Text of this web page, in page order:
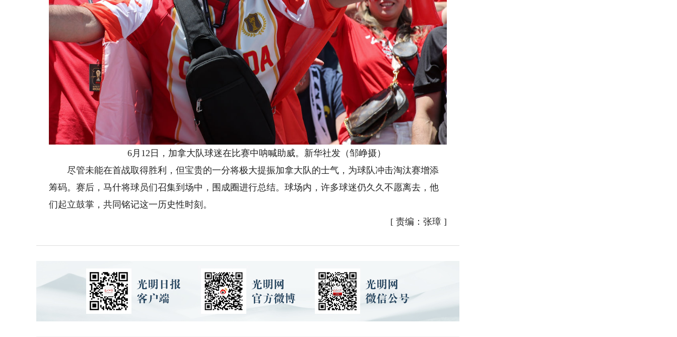
6月12日，加拿大队球迷在比赛中呐喊助威。新华社发（邹峥摄）
尽管未能在首战取得胜利，但宝贵的一分将极大提振加拿大队的士气，为球队冲击淘汰赛增添
筹码。赛后，马什将球员们召集到场中，围成圈进行总结。球场内，许多球迷仍久久不愿离去，他
们起立鼓掌，共同铭记这一历史性时刻。
[ 责编：张璋 ]